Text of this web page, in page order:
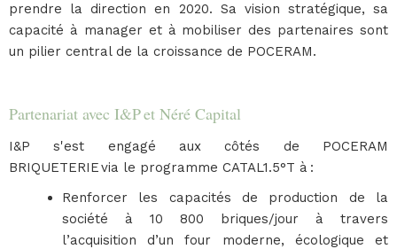
prendre la direction en 2020. Sa vision stratégique, sa
capacité à manager et à mobiliser des partenaires sont
un pilier central de la croissance de POCERAM.
Partenariat avec I&P et Néré Capital
I&P s'est engagé aux côtés de POCERAM
BRIQUETERIE via le programme CATAL1.5°T à :
Renforcer les capacités de production de la
société à 10 800 briques/jour à travers
l’acquisition d’un four moderne, écologique et